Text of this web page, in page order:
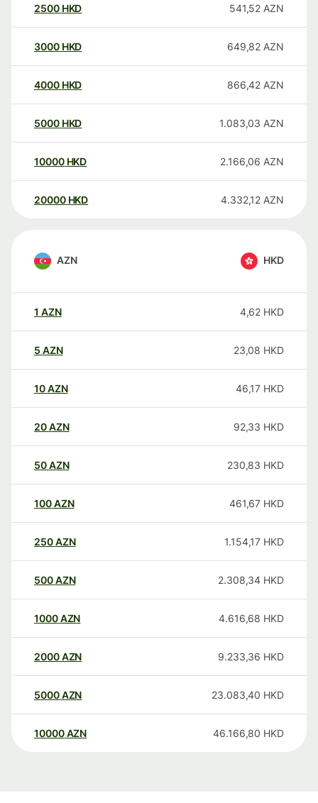
2500 HKD 541,52 AZN
3000 HKD 649,82 AZN
4000 HKD 866,42 AZN
5000 HKD 1.083,03 AZN
10000 HKD 2.166,06 AZN
20000 HKD 4.332,12 AZN
AZN HKD
1 AZN 4,62 HKD
5 AZN 23,08 HKD
10AZN 46,17 HKD
20AZN 92,33 HKD
50AZN 230,83 HKD
100AZN 461,67 HKD
250AZN 1.154,17 HKD
500AZN 2.308,34 HKD
1000AZN 4.616,68 HKD
2000AZN 9.233,36 HKD
5000AZN 23.083,40 HKD
10000 AZN 46.166,80 HKD